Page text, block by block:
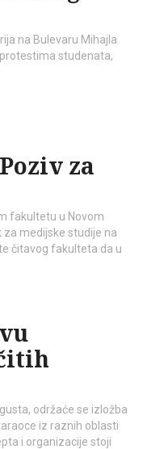
na Bulevaru Mihajla
studenata,
za
fakultetu u Novom
za medijske studije na
čitavog fakulteta da u
održaće se izložba
iz raznih oblasti
i organizacije stoji